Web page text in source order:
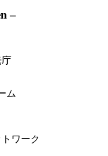
–
ム
ワーク